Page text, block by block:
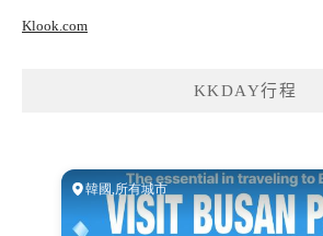
Klook.com
KKDAY行程